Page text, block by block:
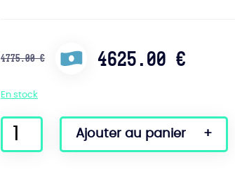
4775.00 € 4625.00 €
En stock
quantité
Onewheel
Ajouter au panier